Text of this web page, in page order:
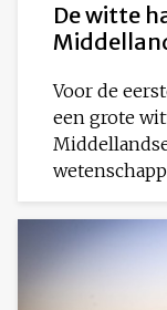
De witte
Voor de
een grote